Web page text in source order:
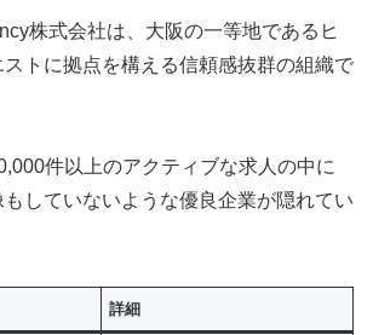
株式会社は、大阪の一等地であるヒ
トに拠点を構える信頼感抜群の組織で
件以上のアクティブな求人の中に
していないような優良企業が隠れてい
詳細